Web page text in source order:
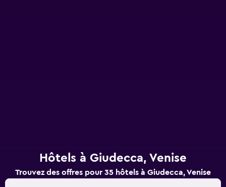
Hôtels à Giudecca, Venise
Trouvez des offres pour 35 hôtels à Giudecca, Venise